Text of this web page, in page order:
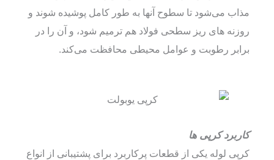
مذاب می‌شود تا سطوح آنها به طور کامل پوشیده شوند و
روزنه های ریز سطحی فولاد هم ترمیم شود، و آن را در
برابر رطوبت و عوامل محیطی محافظت می‌کند.
کاربرد کرپی ها
کرپی لوله یکی از قطعات پرکاربرد برای پشتیبانی از انواع